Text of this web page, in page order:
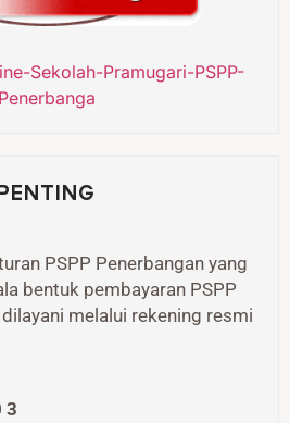
PSPP Penerbangan yang
bentuk pembayaran PSPP
melalui rekening resmi
3